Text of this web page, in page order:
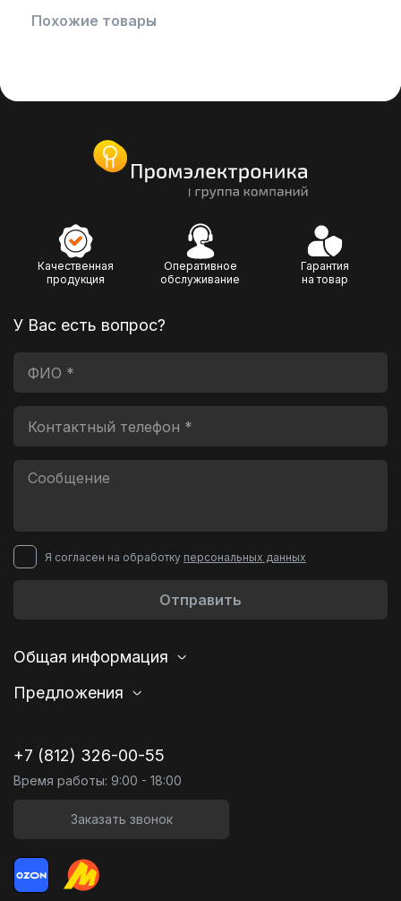
Похожие товары
Качественная
продукция
Оперативное
обслуживание
Гарантия
на товар
У Вас есть вопрос?
Я согласен на обработку персональных данных
Отправить
Общая информация
Предложения
+7 (812) 326-00-55
Время работы: 9:00 - 18:00
Заказать звонок